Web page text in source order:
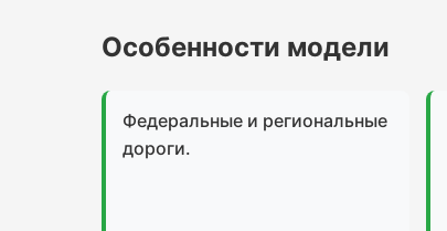
Особенности модели
Федеральные и региональные
дороги.